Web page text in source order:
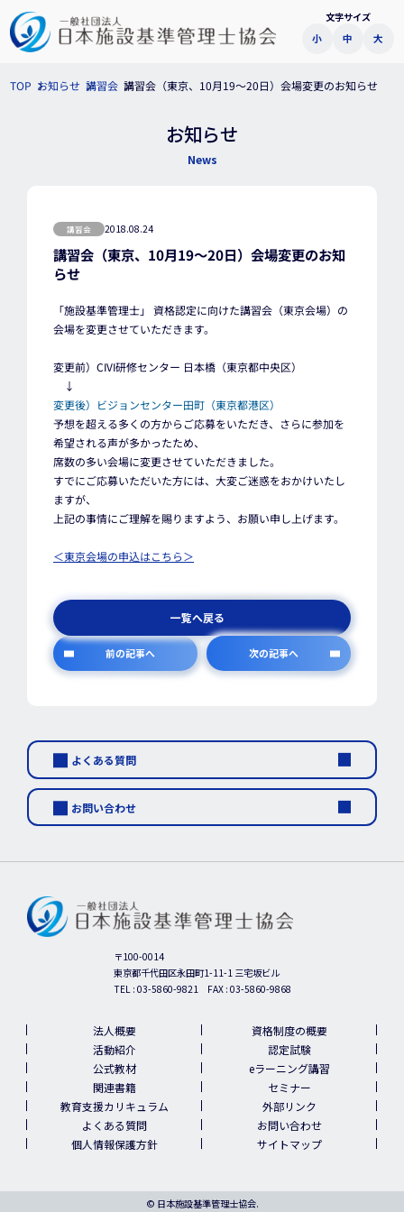
文字サイズ
小 中 大
TOP お知らせ 講習会 講習会（東京、10月19～20日）会場変更のお知らせ
お知らせ
News
講習会 2018.08.24
講習会（東京、10月19～20日）会場変更のお知
らせ
「施設基準管理士」 資格認定に向けた講習会（東京会場）の
会場を変更させていただきます。
変更前）CIVI研修センター 日本橋（東京都中央区）
↓
変更後）ビジョンセンター田町（東京都港区）
予想を超える多くの方からご応募をいただき、さらに参加を
希望される声が多かったため、
席数の多い会場に変更させていただきました。
すでにご応募いただいた方には、大変ご迷惑をおかけいたし
ますが、
上記の事情にご理解を賜りますよう、お願い申し上げます。
＜東京会場の申込はこちら＞
前の記事へ
一覧へ戻る
次の記事へ
よくある質問
お問い合わせ
〒100-0014
東京都千代田区永田町1-11-1 三宅坂ビル
TEL : 03-5860-9821 FAX : 03-5860-9868
法人概要
資格制度の概要
活動紹介
認定試験
公式教材
eラーニング講習
関連書籍
セミナー
教育支援カリキュラム
外部リンク
よくある質問
お問い合わせ
個人情報保護方針
サイトマップ
© 日本施設基準管理士協会.